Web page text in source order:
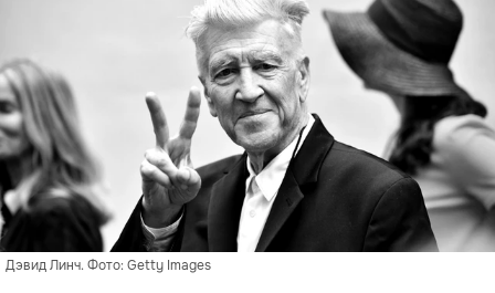
Дэвид Линч. Фото: Getty Images